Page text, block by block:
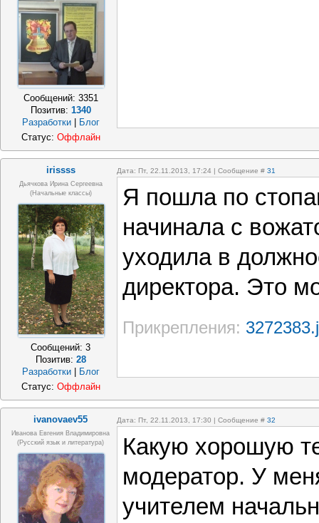
Сообщений: 3351
Позитив: 1340
Разработки
Блог
Статус: Оффлайн
irissss Дата: Пт, 22.11.2013, 17:24 | Сообщение # 31
Дьячкова Ирина Сергеевна
(начальные классы)
Сообщений:3
Позитив: 28
Разработки
Блог
Я пошла по
начинала с
уходила в
директора. Это
Прикрепления:
Статус: Оффлайн
ivanovaev55 Дата: Пт, 22.11.2013, 17:30 | Сообщение # 32
Иванова Евгения Владимировна
(русский язык и литература)
Какую хорошую
модератор. У
учителем